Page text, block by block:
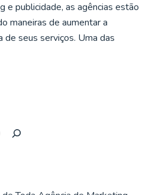
e publicidade, as agências estão
maneiras de aumentar a
de seus serviços. Uma das